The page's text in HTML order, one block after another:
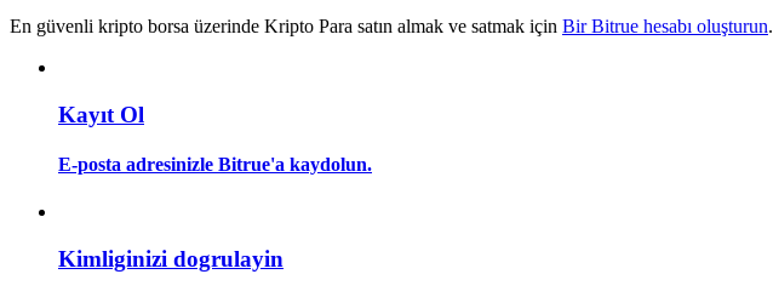
Kâr paylaşımı ve kopya ticaret komisyonlarının tadını çıkarın
En güvenli kripto borsa üzerinde Kripto Para satın almak ve satmak için Bir Bitrue hesabı oluşturun.
Kayıt Ol
E-posta adresinizle Bitrue'a kaydolun.
Kimliginizi dogrulayin